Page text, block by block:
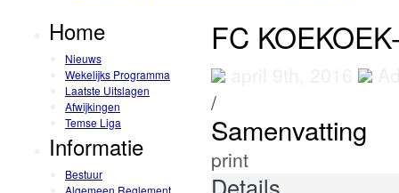
Home
Nieuws
Wekelijks Programma
Laatste Uitslagen
Afwijkingen
Temse Liga
Informatie
Bestuur
Algemeen Reglement
FC
/
Samenvatting
print
Details